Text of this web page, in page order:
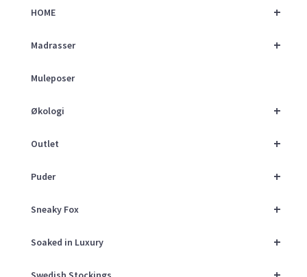
+
HOME
+
Madrasser
Muleposer
+
Økologi
+
Outlet
+
Puder
+
Sneaky Fox
+
Soaked in Luxury